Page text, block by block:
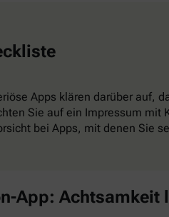
Apps klären darüber auf,
Sie auf ein Impressum mit
bei Apps, mit denen Sie
App: Achtsamkeit